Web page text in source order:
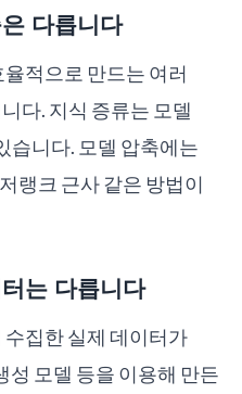
다릅니다
적으로 만드는 여러
다. 지식 증류는 모델
습니다. 모델 압축에는
랭크 근사 같은 방법이
는 다릅니다
집한 실제 데이터가
성 모델 등을 이용해 만든